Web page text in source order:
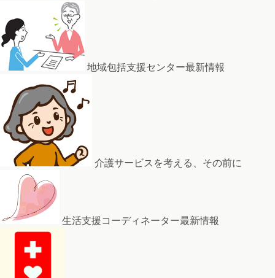
地域包括支援センター最新情報
介護サービスを考える、その前に
生活支援コーディネーター最新情報